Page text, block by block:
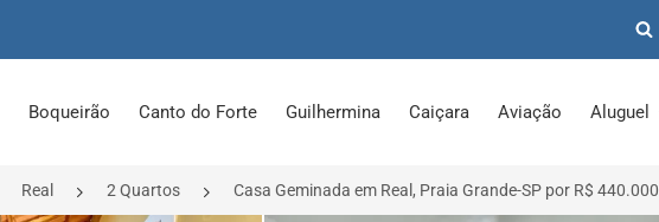
Boqueirão Canto do Forte Guilhermina Caiçara Aviação Aluguel
Real 2 Quartos Casa Geminada em Real, Praia Grande-SP por R$ 440.000